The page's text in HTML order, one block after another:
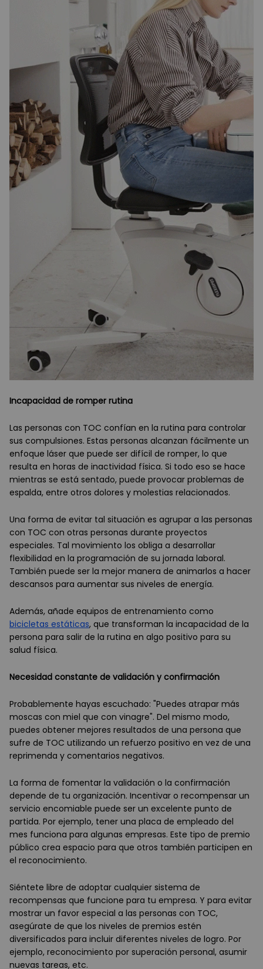
Incapacidad de romper rutina
Las personas con TOC confían en la rutina para controlar
sus compulsiones. Estas personas alcanzan fácilmente un
enfoque láser que puede ser difícil de romper, lo que
resulta en horas de inactividad física. Si todo eso se hace
mientras se está sentado, puede provocar problemas de
espalda, entre otros dolores y molestias relacionados.
Una forma de evitar tal situación es agrupar a las personas
con TOC con otras personas durante proyectos
especiales. Tal movimiento los obliga a desarrollar
flexibilidad en la programación de su jornada laboral.
También puede ser la mejor manera de animarlos a hacer
descansos para aumentar sus niveles de energía.
Además, añade equipos de entrenamiento como
bicicletas estáticas, que transforman la incapacidad de la
persona para salir de la rutina en algo positivo para su
salud física.
Necesidad constante de validación y confirmación
Probablemente hayas escuchado: "Puedes atrapar más
moscas con miel que con vinagre". Del mismo modo,
puedes obtener mejores resultados de una persona que
sufre de TOC utilizando un refuerzo positivo en vez de una
reprimenda y comentarios negativos.
La forma de fomentar la validación o la confirmación
depende de tu organización. Incentivar o recompensar un
servicio encomiable puede ser un excelente punto de
partida. Por ejemplo, tener una placa de empleado del
mes funciona para algunas empresas. Este tipo de premio
público crea espacio para que otros también participen en
el reconocimiento.
Siéntete libre de adoptar cualquier sistema de
recompensas que funcione para tu empresa. Y para evitar
mostrar un favor especial a las personas con TOC,
asegúrate de que los niveles de premios estén
diversificados para incluir diferentes niveles de logro. Por
ejemplo, reconocimiento por superación personal, asumir
nuevas tareas, etc.